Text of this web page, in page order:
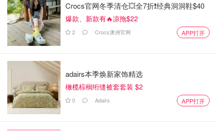
Crocs官网冬季清仓💥全7折❗经典洞洞鞋$40
爆款、新款有🔥凉拖$22
2 Crocs澳洲官网 APP打开
adairs本季焕新家饰精选
橄榄棕榈绗缝被套套装 $2
0 Adairs APP打开